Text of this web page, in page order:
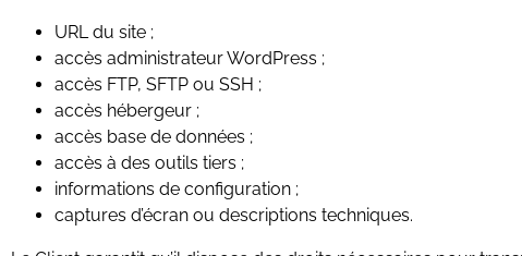
URL du site ;
accès administrateur WordPress ;
accès FTP, SFTP ou SSH ;
accès hébergeur ;
accès base de données ;
accès à des outils tiers ;
informations de configuration ;
captures d’écran ou descriptions techniques.